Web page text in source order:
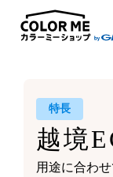
特長
越境
用途に合わ